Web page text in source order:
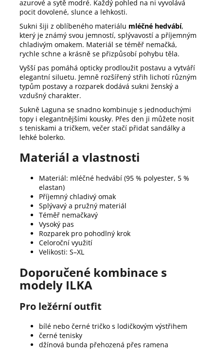
azurové a sytě modré. Každý pohled na ni vyvolává
pocit dovolené, slunce a lehkosti.
Sukni šiji z oblíbeného materiálu mléčné hedvábí,
který je známý svou jemností, splývavostí a příjemným
chladivým omakem. Materiál se téměř nemačká,
rychle schne a krásně se přizpůsobí pohybu těla.
Vyšší pas pomáhá opticky prodloužit postavu a vytváří
elegantní siluetu. Jemně rozšířený střih lichotí různým
typům postavy a rozparek dodává sukni ženský a
vzdušný charakter.
Sukně Laguna se snadno kombinuje s jednoduchými
topy i elegantnějšími kousky. Přes den ji můžete nosit
s teniskami a tričkem, večer stačí přidat sandálky a
lehké bolerko.
Materiál a vlastnosti
Materiál: mléčné hedvábí (95 % polyester, 5 %
elastan)
Příjemný chladivý omak
Splývavý a pružný materiál
Téměř nemačkavý
Vysoký pas
Rozparek pro pohodlný krok
Celoroční využití
Velikosti: S–XL
Doporučené kombinace s
modely ILKA
Pro ležérní outfit
bílé nebo černé tričko s lodičkovým výstřihem
černé tenisky
džínová bunda přehozená přes ramena